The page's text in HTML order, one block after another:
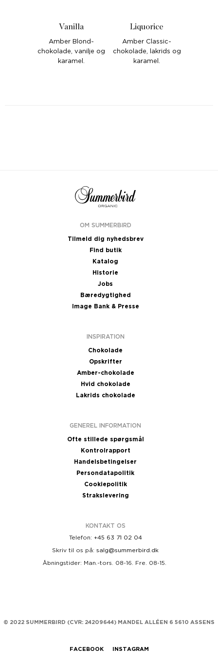
Vanilla
Amber Blond-
chokolade, vanilje og
karamel.
Liquorice
Amber Classic-
chokolade, lakrids og
karamel.
OM SUMMERBIRD
Tilmeld dig nyhedsbrev
Find butik
Katalog
Historie
Jobs
Bæredygtighed
Image Bank & Presse
INSPIRATION
Chokolade
Opskrifter
Amber-chokolade
Hvid chokolade
Lakrids chokolade
GENEREL INFORMATION
Ofte stillede spørgsmål
Kontrolrapport
Handelsbetingelser
Persondatapolitik
Cookiepolitik
Strakslevering
KONTAKT OS
Telefon: +45 63 71 02 04
Skriv til os på: salg@summerbird.dk
Åbningstider: Man.-tors. 08-16. Fre. 08-15.
© 2022 SUMMERBIRD (CVR: 24209644) MANDEL ALLÉEN 6 5610 ASSENS
FACEBOOK INSTAGRAM